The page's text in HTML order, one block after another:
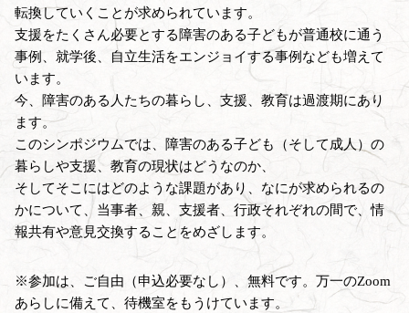
転換していくことが求められています。
支援をたくさん必要とする障害のある子どもが普通校に通う
事例、就学後、自立生活をエンジョイする事例なども増えて
います。
今、障害のある人たちの暮らし、支援、教育は過渡期にあり
ます。
このシンポジウムでは、障害のある子ども（そして成人）の
暮らしや支援、教育の現状はどうなのか、
そしてそこにはどのような課題があり、なにが求められるの
かについて、当事者、親、支援者、行政それぞれの間で、情
報共有や意見交換することをめざします。
※参加は、ご自由（申込必要なし）、無料です。万一のZoom
あらしに備えて、待機室をもうけています。